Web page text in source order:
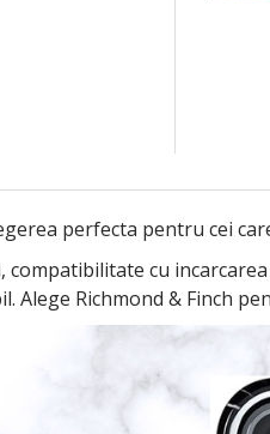
perfecta pentru cei
cu
Richmond & Finch